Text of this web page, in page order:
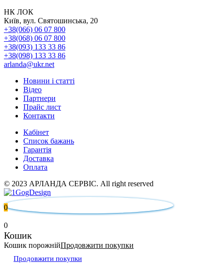
НК ЛОК
Київ, вул. Святошинська, 20
+38(066) 06 07 800
+38(068) 06 07 800
+38(093) 133 33 86
+38(098) 133 33 86
arlanda@ukr.net
Новини і статті
Відео
Партнери
Прайс лист
Контакти
Кабінет
Список бажань
Гарантія
Доставка
Оплата
© 2023 АРЛАНДА СЕРВІС. All right reserved
0
0
Кошик
Кошик порожнійПродовжити покупки
Продовжити покупки